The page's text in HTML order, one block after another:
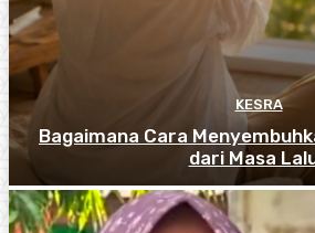
KESRA
Bagaimana Cara
dari Masa